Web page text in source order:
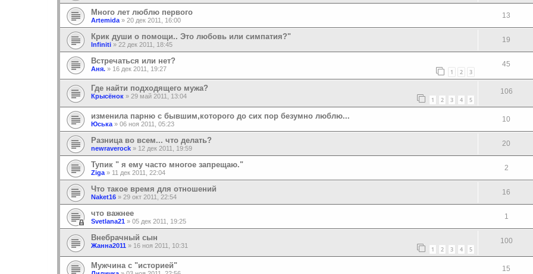
Много лет люблю первого
Artemida » 20 дек 2011, 16:00
13
Крик души о помощи.. Это любовь или симпатия?"
Infiniti » 22 дек 2011, 18:45
19
Встречаться или нет?
Аня. » 16 дек 2011, 19:27 1 2 3
45
Где найти подходящего мужа?
Крысёнок » 29 май 2011, 13:04 1 2 3 4 5
106
изменила парню с бывшим,которого до сих пор безумно люблю...
Юська » 06 ноя 2011, 05:23
10
Разница во всем... что делать?
newraverock » 12 дек 2011, 19:59
20
Тупик " я ему часто многое запрещаю."
Ziga » 11 дек 2011, 22:04
2
Что такое время для отношений
Naket16 » 29 окт 2011, 22:54
16
что важнее
Svetlana21 » 05 дек 2011, 19:25
1
Внебрачный сын
Жанна2011 » 16 ноя 2011, 10:31 1 2 3 4 5
100
Мужчина с "историей" 15